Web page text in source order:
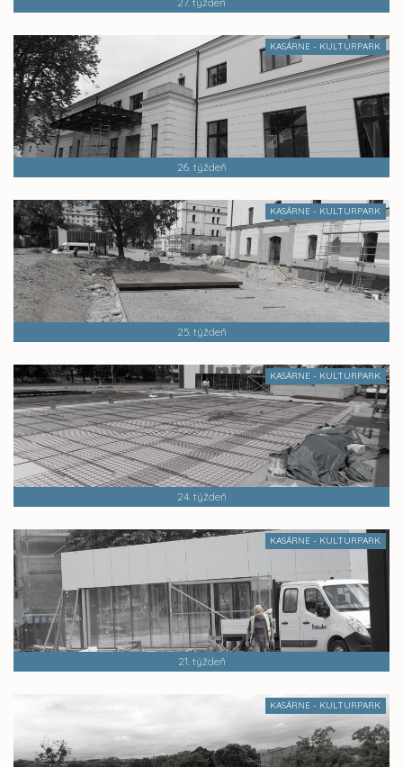
KASÁRNE - KULTURPARK
26. týždeň
KASÁRNE - KULTURPARK
25. týždeň
KASÁRNE - KULTURPARK
24. týždeň
KASÁRNE - KULTURPARK
21. týždeň
KASÁRNE - KULTURPARK